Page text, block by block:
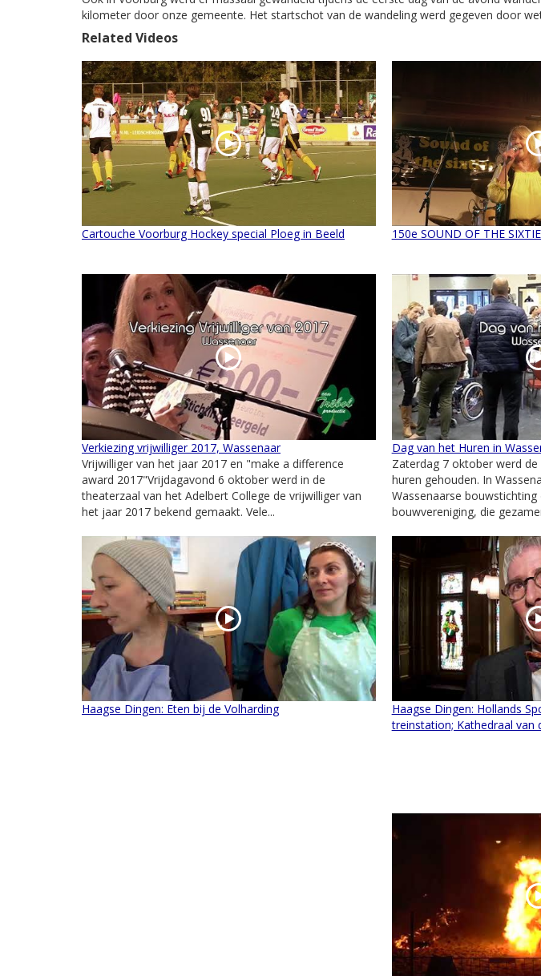
kilometer door onze gemeente. Het startschot van de wandeling werd gegeven door
Related Videos
Cartouche Voorburg Hockey special Ploeg in Beeld 150e SOUND OF THE
Verkiezing vrijwilliger 2017, Wassenaar
Vrijwilliger van het jaar 2017 en "make a difference
award 2017"Vrijdagavond 6 oktober werd in de
theaterzaal van het Adelbert College de vrijwilliger van
het jaar 2017 bekend gemaakt. Vele...
Dag van het Huren in
Zaterdag 7 oktober werd
huren gehouden. In
Wassenaarse bouwstichting
bouwvereniging, die
Haagse Dingen: Eten bij de Volharding
Haagse Dingen: Hollands
treinstation; Kathedraal van